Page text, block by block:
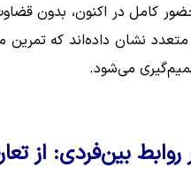
کامل در اکنون، بدون
نشان داده‌اند که
می‌شود.
بین‌فردی: از